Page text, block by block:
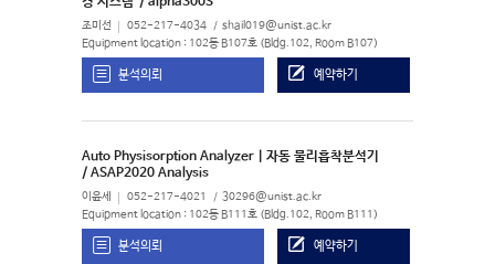
조미선 052-217-4034 shail019@unist.ac.kr
Equipment location : 102동 B107호 (Bldg.102, Room B107)
분석의뢰 예약하기
Auto Physisorption Analyzer | 자동 물리흡착분석기
/ ASAP2020 Analysis
이윤세 052-217-4021 30296@unist.ac.kr
Equipment location : 102동 B111호 (Bldg.102, Room B111)
분석의뢰 예약하기